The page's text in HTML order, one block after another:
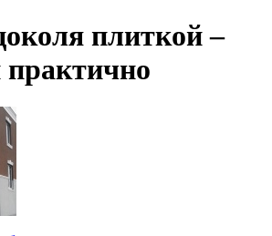
плиткой –
практично